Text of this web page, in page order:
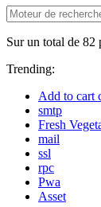
Sur un total de 82
Trending:
Add to cart
smtp
Fresh
mail
ssl
rpc
Pwa
Asset